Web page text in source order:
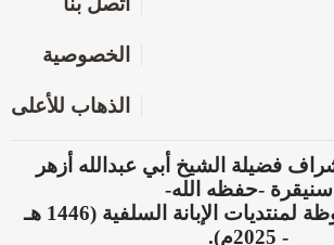
الخصوصية
الذهاب للأعلى
فضيلة الشيخ أبي عبدالله أزهر
سنيقرة -حفظه الله-
كل الحقوق محفوظة لمنتديات الإبانة السلفية (1446 هـ
- 2025م).